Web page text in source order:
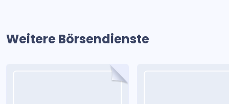
Weitere Börsendienste